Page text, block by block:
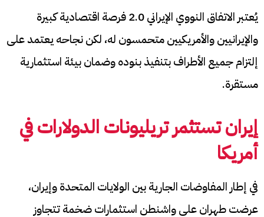
يُعتبر الاتفاق النووي الإيراني 2.0 فرصة اقتصادية كبيرة
والإيرانيين والأمريكيين متحمسون له، لكن نجاحه يعتمد على
إلتزام جميع الأطراف بتنفيذ بنوده وضمان بيئة استثمارية
مستقرة.​
إيران تستثمر تريليونات الدولارات في
أمريكا
في إطار المفاوضات الجارية بين الولايات المتحدة وإيران،
عرضت طهران على واشنطن استثمارات ضخمة تتجاوز